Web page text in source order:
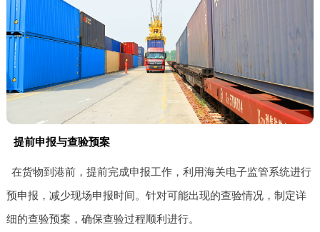
提前申报与查验预案
在货物到港前，提前完成申报工作，利用海关电子监管系统进行
预申报，减少现场申报时间。针对可能出现的查验情况，制定详
细的查验预案，确保查验过程顺利进行。